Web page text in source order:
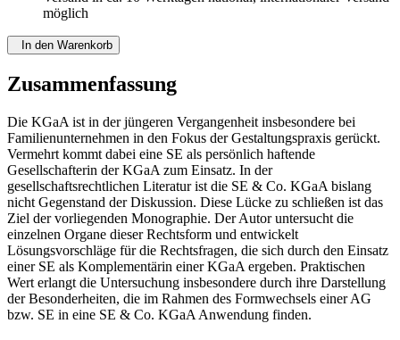
möglich
In den Warenkorb
Zusammenfassung
Die KGaA ist in der jüngeren Vergangenheit insbesondere bei
Familienunternehmen in den Fokus der Gestaltungspraxis gerückt.
Vermehrt kommt dabei eine SE als persönlich haftende
Gesellschafterin der KGaA zum Einsatz. In der
gesellschaftsrechtlichen Literatur ist die SE & Co. KGaA bislang
nicht Gegenstand der Diskussion. Diese Lücke zu schließen ist das
Ziel der vorliegenden Monographie. Der Autor untersucht die
einzelnen Organe dieser Rechtsform und entwickelt
Lösungsvorschläge für die Rechtsfragen, die sich durch den Einsatz
einer SE als Komplementärin einer KGaA ergeben. Praktischen
Wert erlangt die Untersuchung insbesondere durch ihre Darstellung
der Besonderheiten, die im Rahmen des Formwechsels einer AG
bzw. SE in eine SE & Co. KGaA Anwendung finden.